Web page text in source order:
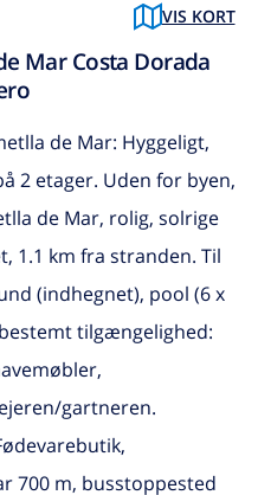
VIS KORT
Mar Costa Dorada
de Mar: Hyggeligt,
2 etager. Uden for byen,
de Mar, rolig, solrige
1.1 km fra stranden. Til
(indhegnet), pool (6 x
tilgængelighed:
gartneren.
700 m, busstoppested